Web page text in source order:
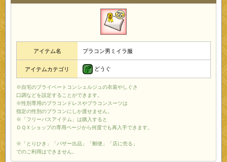
アイテム名 プラコン男ミイラ服
アイテムカテゴリ どうぐ
※自宅のプライベートコンシェルジュの衣装やしぐさ
口調などを設定することができます。
※性別専用のプラコンドレスやプラコンスーツは
指定の性別のプラコンにしか渡せません。
※「フリーパスアイテム」は購入すると
ＤＱＸショップの専用ページから何度でも再入手できます。
※「とりひき」「バザー出品」「郵便」「店に売る」
でのご利用はできません。